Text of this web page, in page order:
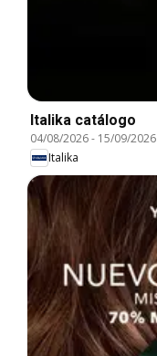
Italika catálogo
04/08/2026- 15/09/2026
Italika